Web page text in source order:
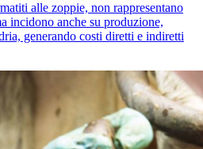
alle zoppie, non rappresentano
incidono anche su produzione,
generando costi diretti e indiretti